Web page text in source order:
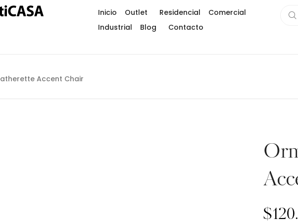
Inicio Outlet Residencial
Comercial
Industrial
Blog
Eco-fiber
Contacto
Accent Chair
$